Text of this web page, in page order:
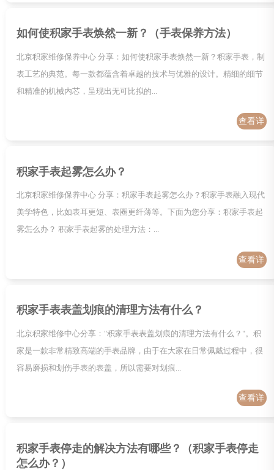
如何使积家手表焕然一新？（手表保养方法）
北京积家维修保养中心 分享：如何使积家手表焕然一新？积家手表，制
表工艺的典范。每一款都蕴含着卓越的技术与优雅的设计。精细的细节
和精准的机械内芯，呈现出无可比拟的...
查看详
积家手表起雾怎么办？
北京积家维修保养中心 分享：积家手表起雾怎么办？积家手表融入现代
美学特色，比如表耳更短、表圈更纤薄等。下面为您分享：积家手表起
雾怎么办？ 积家手表起雾的处理方法：...
查看详
积家手表表盖划痕的清理方法有什么？
北京积家维修中心分享："积家手表表盖划痕的清理方法有什么？"。积
家是一款非常精致高端的手表品牌，由于在大家在日常佩戴过程中，很
容易磨损和划伤手表的表盖，所以需要对划痕...
查看详
积家手表停走的解决方法有哪些？（积家手表停走
怎么办？）